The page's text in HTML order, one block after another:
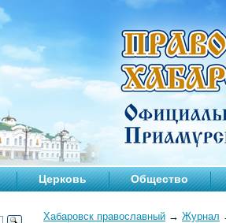
Церковь Общество
Хабаровск православный → Журнал